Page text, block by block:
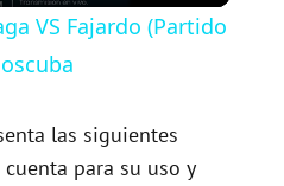
a
y
VS Fajardo (Partido
las siguientes
para su uso y